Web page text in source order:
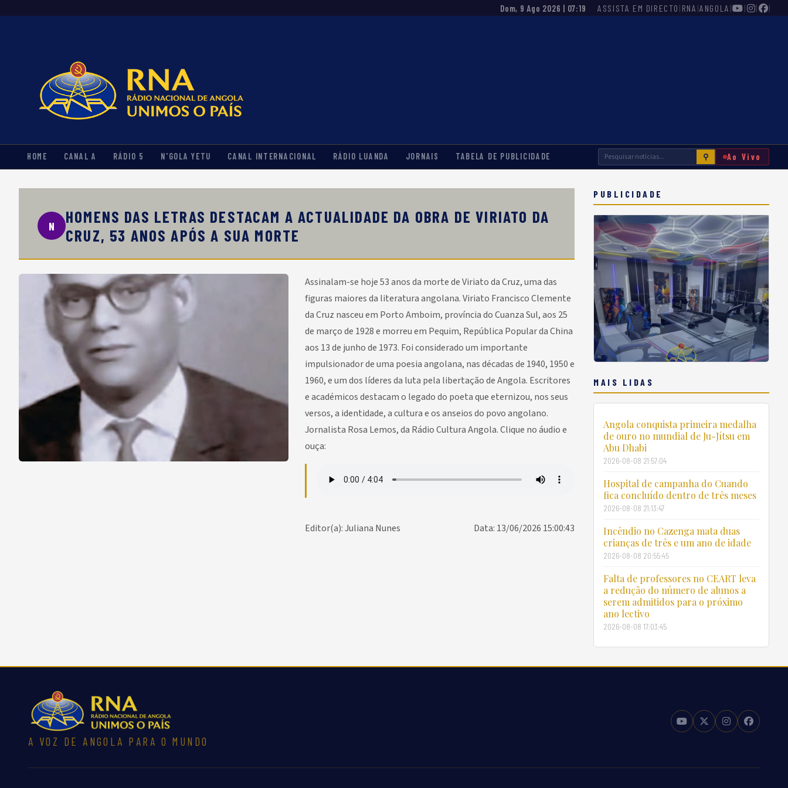
Dom, 9 Ago 2026 | 07:19 ASSISTA EM DIRECTO | RNA |ANGOLA | | | |
HOME CANAL A RÁDIO 5 N'GOLA YETU CANAL INTERNACIONAL RÁDIO LUANDA JORNAIS TABELA DE PUBLICIDADE ⚲ Ao Vivo
N
HOMENS DAS LETRAS DESTACAM A ACTUALIDADE DA OBRA DE VIRIATO DA
CRUZ, 53 ANOS APÓS A SUA MORTE
Assinalam-se hoje 53 anos da morte de Viriato da Cruz, uma das
figuras maiores da literatura angolana. Viriato Francisco Clemente
da Cruz nasceu em Porto Amboim, província do Cuanza Sul, aos 25
de março de 1928 e morreu em Pequim, República Popular da China
aos 13 de junho de 1973. Foi considerado um importante
impulsionador de uma poesia angolana, nas décadas de 1940, 1950 e
1960, e um dos líderes da luta pela libertação de Angola. Escritores
e académicos destacam o legado do poeta que eternizou, nos seus
versos, a identidade, a cultura e os anseios do povo angolano.
Jornalista Rosa Lemos, da Rádio Cultura Angola. Clique no áudio e
ouça:
Data: 13/06/2026 15:00:43
Editor(a): Juliana Nunes
PUBLICIDADE
MAIS LIDAS
Angola conquista primeira medalha
de ouro no mundial de Ju-Jítsu em
Abu Dhabi
2026-08-08 21:57:04
Hospital de campanha do Cuando
fica concluído dentro de três meses
2026-08-08 21:13:47
Incêndio no Cazenga mata duas
crianças de três e um ano de idade
2026-08-08 20:55:45
Falta de professores no CEART leva
a redução do número de alunos a
serem admitidos para o próximo
ano lectivo
2026-08-08 17:03:45
A VOZ DE ANGOLA PARA O MUNDO